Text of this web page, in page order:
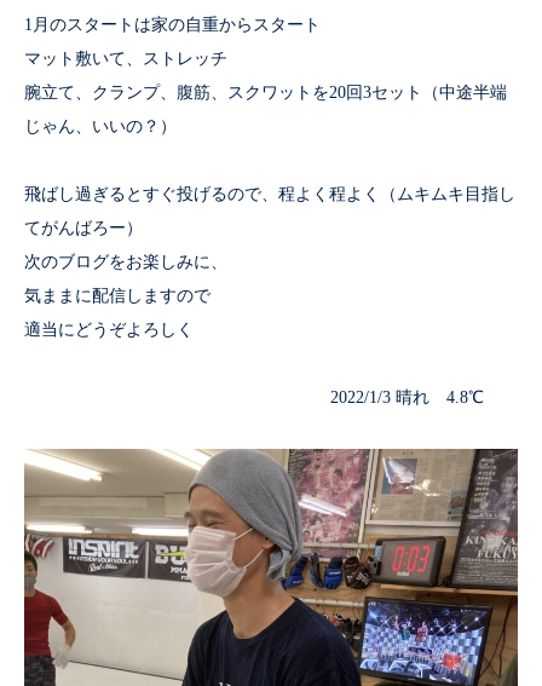
1月のスタートは家の自重からスタート
マット敷いて、ストレッチ
腕立て、クランプ、腹筋、スクワットを20回3セット（中途半端
じゃん、いいの？）
飛ばし過ぎるとすぐ投げるので、程よく程よく（ムキムキ目指し
てがんばろー）
次のブログをお楽しみに、
気ままに配信しますので
適当にどうぞよろしく
2022/1/3 晴れ 4.8℃